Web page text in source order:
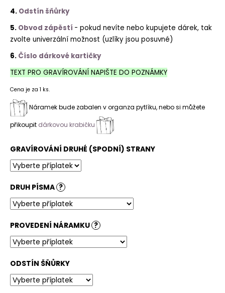
4. Odstín šňůrky
5. Obvod zápěstí - pokud nevíte nebo kupujete dárek, tak
zvolte univerzální možnost (uzlíky jsou posuvné)
6. Číslo dárkové kartičky
TEXT PRO GRAVÍROVÁNÍ NAPIŠTE DO POZNÁMKY
Cena je za 1 ks.
Náramek bude zabalen v organza pytlíku, nebo si můžete
přikoupit dárkovou krabičku
GRAVÍROVÁNÍ DRUHÉ (SPODNÍ) STRANY
DRUH PÍSMA ?
PROVEDENÍ NÁRAMKU ?
ODSTÍN ŠŇŮRKY